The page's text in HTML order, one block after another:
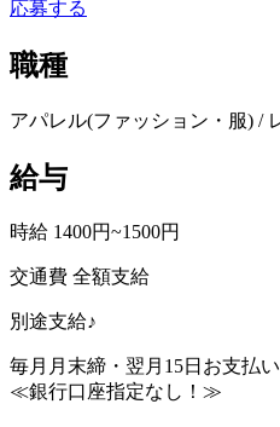
応募する
職種
アパレル(ファッション・服) /
給与
時給 1400円~1500円
交通費 全額支給
別途支給♪
毎月月末締・翌月15日お支払い
≪銀行口座指定なし！≫